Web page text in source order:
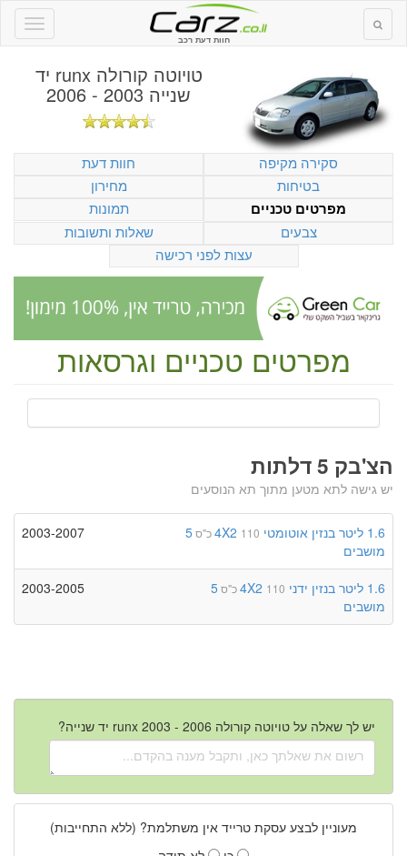
חוות דעת רכב
טויוטה קורולה runx יד
שנייה 2003 - 2006
סקירה מקיפה
חוות דעת
בטיחות
מחירון
מפרטים טכניים
תמונות
צבעים
שאלות ותשובות
עצות לפני רכישה
מפרטים טכניים וגרסאות
הצ'בק 5 דלתות
יש גישה לתא מטען מתוך תא הנוסעים
1.6 ליטר בנזין אוטומטי 4X2 110 כ"ס
5
מושבים
2003-2007
1.6 ליטר בנזין ידני 4X2 110 כ"ס
5
מושבים
2003-2005
יש לך שאלה על טויוטה קורולה runx 2003 - 2006 יד שנייה?
מעוניין לבצע עסקת טרייד אין משתלמת? (ללא התחייבות)